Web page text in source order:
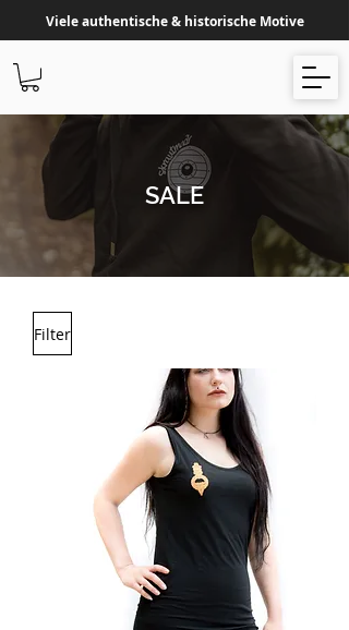
Viele authentische & historische Motive
SALE
Filter